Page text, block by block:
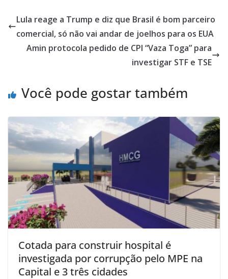
Lula reage a Trump e diz que Brasil é bom parceiro
comercial, só não vai andar de joelhos para os EUA
Amin protocola pedido de CPI “Vaza Toga” para
investigar STF e TSE
Você pode gostar também
Cotada para construir hospital é
investigada por corrupção pelo MPE na
Capital e 3 três cidades